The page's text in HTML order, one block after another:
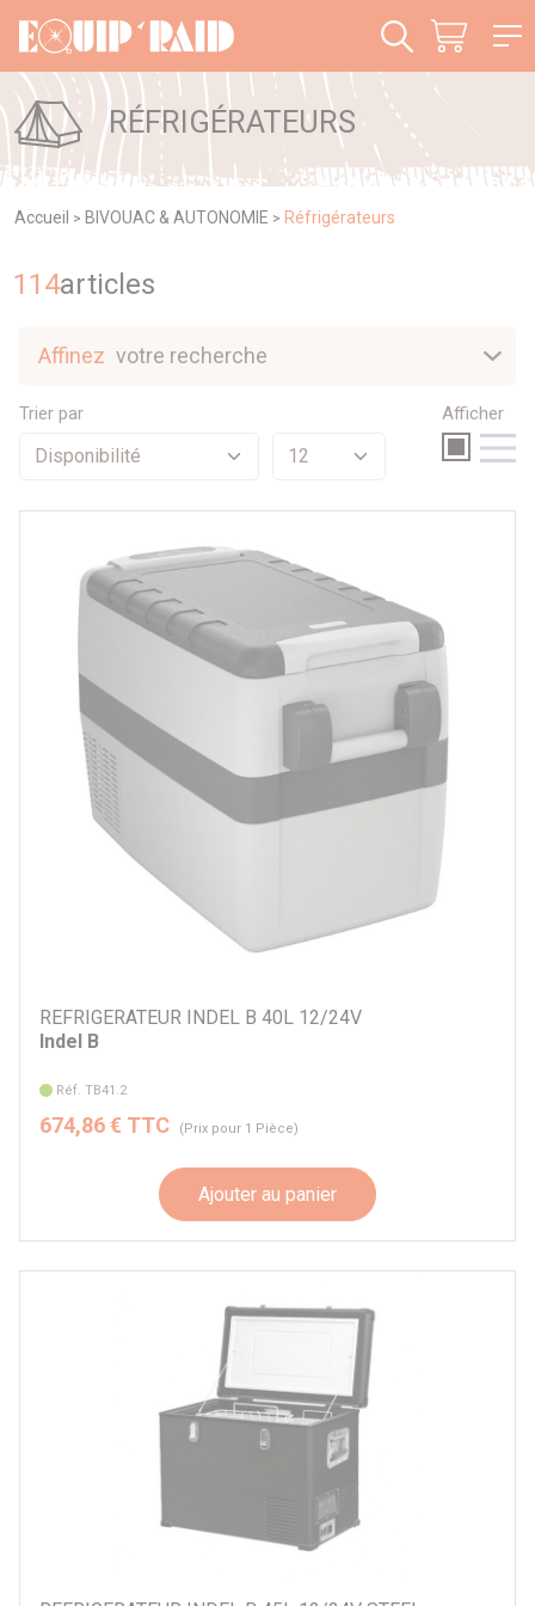
RÉFRIGÉRATEURS
Accueil > BIVOUAC & AUTONOMIE > Réfrigérateurs
114articles
Trier par Afficher
REFRIGERATEUR INDEL B 40L 12/24V
Indel B
Réf. TB41.2
674,86 € TTC (Prix pour 1 Pièce)
Ajouter au panier
Affinez votre recherche
Promotions
Accessoires Réfrigérateurs
Glacières portatives
Réfrigérateurs
Par prix
ECOFLOW
EZA
Indel B
Nombre de compartiments
Panneau de gestion des cookies